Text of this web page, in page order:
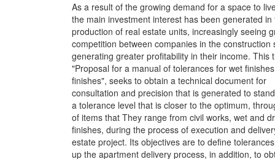
As a result of the growing demand for a space to
the main investment interest has been generated in
production of real estate units, increasingly seeing
competition between companies in the construction
generating greater profitability in their income. This
"Proposal for a manual of tolerances for wet
finishes", seeks to obtain a technical document for
consultation and precision that is generated to
a tolerance level that is closer to the optimum,
of items that They range from civil works, wet and
finishes, during the process of execution and
estate project. Its objectives are to define
up the apartment delivery process, in addition, to